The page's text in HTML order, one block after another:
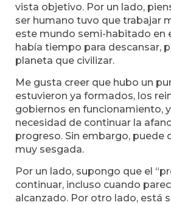
vista objetivo. Por un lado,
ser humano tuvo que trabajar
este mundo semi-habitado en
había tiempo para descansar,
planeta que civilizar.
Me gusta creer que hubo un
estuvieron ya formados, los
gobiernos en funcionamiento,
necesidad de continuar la
progreso. Sin embargo, puede
muy sesgada.
Por un lado, supongo que el
continuar, incluso cuando
alcanzado. Por otro lado, está